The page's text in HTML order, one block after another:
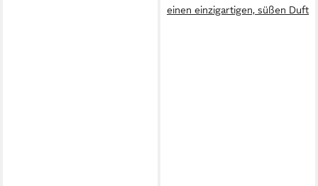
einen einzigartigen, süßen Duft